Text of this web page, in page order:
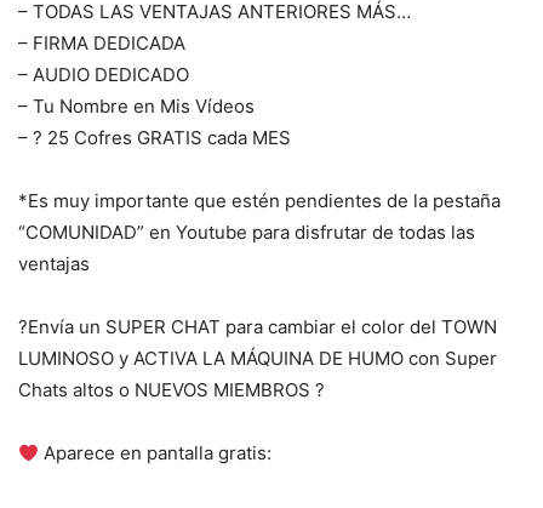
– TODAS LAS VENTAJAS ANTERIORES MÁS…
– FIRMA DEDICADA
– AUDIO DEDICADO
– Tu Nombre en Mis Vídeos
– ? 25 Cofres GRATIS cada MES
*Es muy importante que estén pendientes de la pestaña
“COMUNIDAD” en Youtube para disfrutar de todas las
ventajas
?Envía un SUPER CHAT para cambiar el color del TOWN
LUMINOSO y ACTIVA LA MÁQUINA DE HUMO con Super
Chats altos o NUEVOS MIEMBROS ?
Aparece en pantalla gratis: